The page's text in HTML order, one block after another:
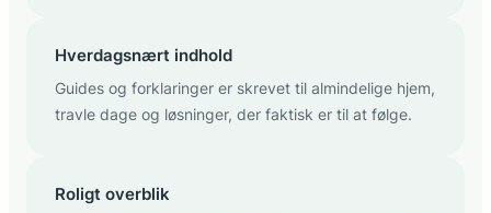
Hverdagsnært indhold
Guides og forklaringer er skrevet til almindelige hjem,
travle dage og løsninger, der faktisk er til at følge.
Roligt overblik